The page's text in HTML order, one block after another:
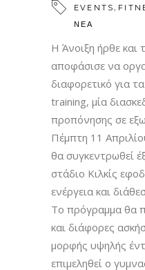
EVENTS,
ΝΕΑ
Η Άνοιξη ήρθε και
αποφάσισε να
διαφορετικό για
training, μία
προπόνησης σε
Πέμπτη 11
θα συγκεντρωθεί
στάδιο Κιλκίς
ενέργεια και
Το πρόγραμμα θα
και διάφορες
μορφής υψηλής
επιμεληθεί ο